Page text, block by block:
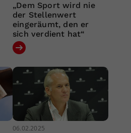
„Dem Sport wird nie
der Stellenwert
eingeräumt, den er
sich verdient hat“
06.02.2025